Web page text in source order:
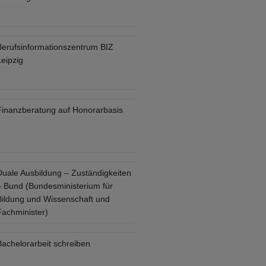
BIZ
auf Honorarbasis
Ausbildung – Zuständigkeiten
Bund (Bundesministerium für
und Wissenschaft und
schreiben